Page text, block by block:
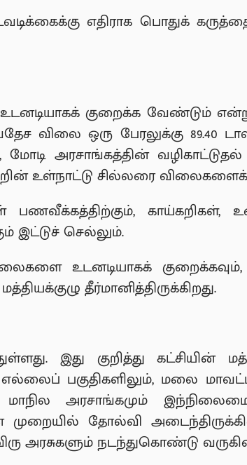
எதிராக பொதுக்
குறைக்க வேண்டும் என்று
ஒரு பேரலுக்கு 89.40
மோடி அரசாங்கத்தின்
உள்நாட்டு சில்லரை
காய்கறிகள்,
இட்டுச் செல்லும்.
உடனடியாகக் குறைக்கவும்,
தீர்மானித்திருக்கிறது.
இது குறித்து
எல்லைப் பகுதிகளிலும், மலை
அரசாங்கமும்
முறையில் தோல்வி
அரசுகளும் நடந்துகொண்டு